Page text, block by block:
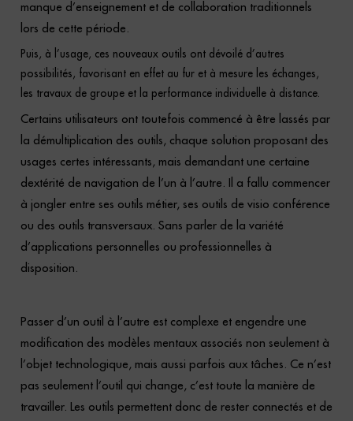
manque d’enseignement et de collaboration traditionnels
lors de cette période.
Puis, à l’usage, ces nouveaux outils ont dévoilé d’autres
possibilités, favorisant en effet au fur et à mesure les échanges,
les travaux de groupe et la performance individuelle à distance.
Certains utilisateurs ont toutefois commencé à être lassés par
la démultiplication des outils, chaque solution proposant des
usages certes intéressants, mais demandant une certaine
dextérité de navigation de l’un à l’autre. Il a fallu commencer
à jongler entre ses outils métier, ses outils de visio conférence
ou des outils transversaux. Sans parler de la variété
d’applications personnelles ou professionnelles à
disposition.
Passer d’un outil à l’autre est complexe et engendre une
modification des modèles mentaux associés non seulement à
l’objet technologique, mais aussi parfois aux tâches. Ce n’est
pas seulement l’outil qui change, c’est toute la manière de
travailler. Les outils permettent donc de rester connectés et de